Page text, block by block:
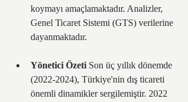
koymayı amaçlamaktadır. Analizler,
Genel Ticaret Sistemi (GTS) verilerine
dayanmaktadır.
Yönetici Özeti Son üç yıllık dönemde
(2022-2024), Türkiye'nin dış ticareti
önemli dinamikler sergilemiştir. 2022